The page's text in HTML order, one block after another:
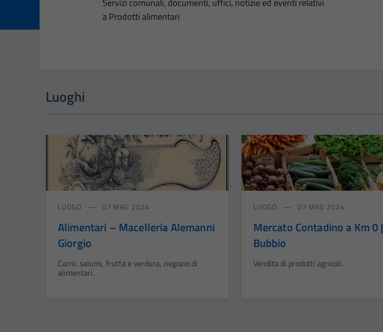
Dettagli dell'argomento
Servizi comunali, documenti, uffici, notizie ed eventi relativi
a Prodotti alimentari
Luoghi
LUOGO 07 MAG 2024
Alimentari – Macelleria Alemanni
Giorgio
Carni, salumi, frutta e verdura, negozio di
alimentari.
LUOGO 07 MAG 2024
Mercato Contadino a Km 0 |
Bubbio
Vendita di prodotti agricoli.